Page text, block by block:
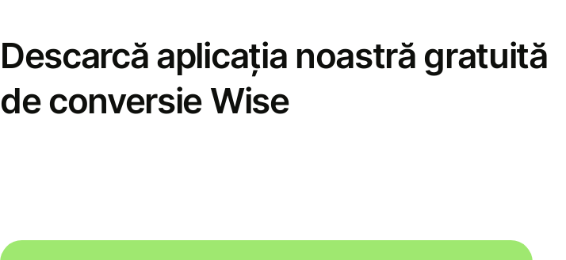
Descarcă aplicația noastră gratuită
de conversie Wise